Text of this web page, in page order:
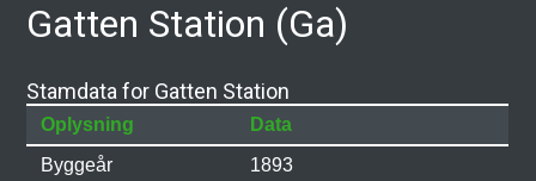
Gatten Station (Ga)
Stamdata for Gatten Station
Oplysning
Data
Byggeår
1893